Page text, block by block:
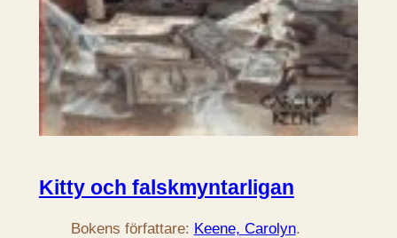
Kitty och falskmyntarligan
Bokens författare: Keene, Carolyn.